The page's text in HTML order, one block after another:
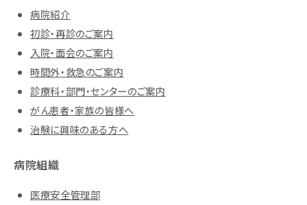
病院紹介
初診・再診のご案内
入院・面会のご案内
時間外・救急のご案内
診療科・部門・センターのご案内
がん患者・家族の皆様へ
治験に興味のある方へ
病院組織
医療安全管理部